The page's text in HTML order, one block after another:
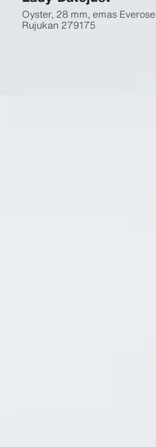
Oyster, 28 mm, emas Everose
Rujukan 279175